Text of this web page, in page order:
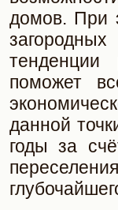
домов. При
тенденции
поможет
данной
годы за